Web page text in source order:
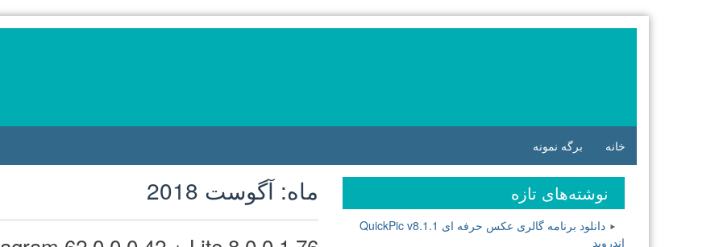
خانه برگه نمونه
ماه:آگوست 2018 نوشته‌های تازه
دانلود برنامه گالری عکس حرفه ای QuickPic v8.1.1
اندروید